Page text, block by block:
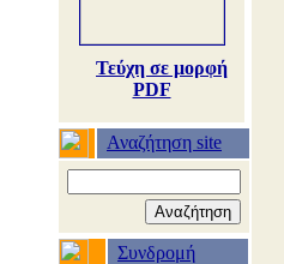
Τεύχη σε μορφή
PDF
Αναζήτηση site
Συνδρομή